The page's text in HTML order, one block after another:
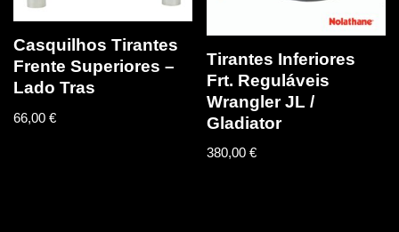
Casquilhos Tirantes
Frente Superiores –
Lado Tras
66,00 €
Tirantes Inferiores
Frt. Reguláveis
Wrangler JL /
Gladiator
380,00€